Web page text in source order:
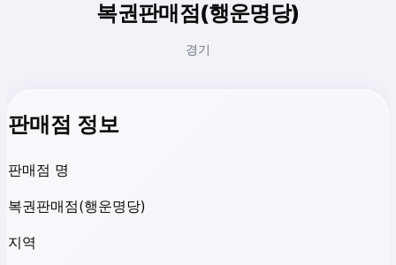
복권판매점(행운명당)
경기
판매점 정보
판매점 명
복권판매점(행운명당)
지역